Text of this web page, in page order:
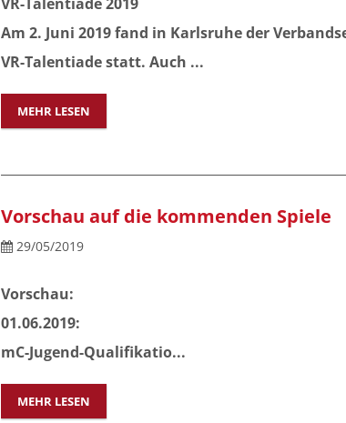
Am 2. Juni 2019 fand in Karlsruhe der
VR-Talentiade statt. Auch ...
MEHR LESEN
Vorschau auf die kommenden Spiele
29/05/2019
Vorschau:
01.06.2019:
mC-Jugend-Qualifikatio...
MEHR LESEN